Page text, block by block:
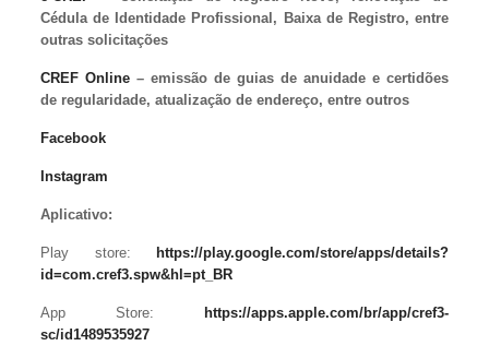
Cédula de Identidade Profissional, Baixa de Registro, entre
outras solicitações
CREF Online – emissão de guias de anuidade e certidões
de regularidade, atualização de endereço, entre outros
Facebook
Instagram
Aplicativo:
Play store:
https://play.google.com/store/apps/details?
id=com.cref3.spw&hl=pt_BR
App Store:
https://apps.apple.com/br/app/cref3-
sc/id1489535927